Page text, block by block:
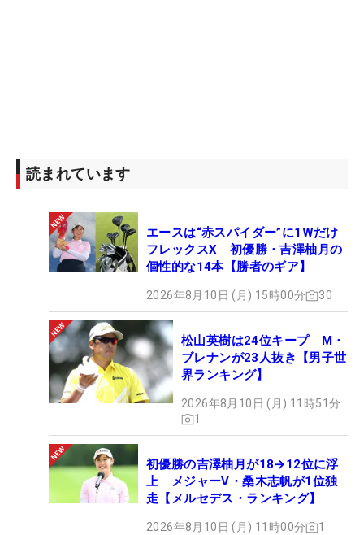
読まれています
エースは“赤スパイダー”に1Wだけ
フレックスX 初優勝・吉澤柚月の
個性的な14本【勝者のギア】
2026年8月10日 (月) 15時00分 30
松山英樹は24位キープ M・
ブレナンが23人抜き【男子世
界ランキング】
2026年8月10日 (月) 11時51分
1
初優勝の吉澤柚月が18→12位に浮
上 メジャーV・桑木志帆が1位独
走【メルセデス・ランキング】
2026年8月10日 (月) 11時00分 1